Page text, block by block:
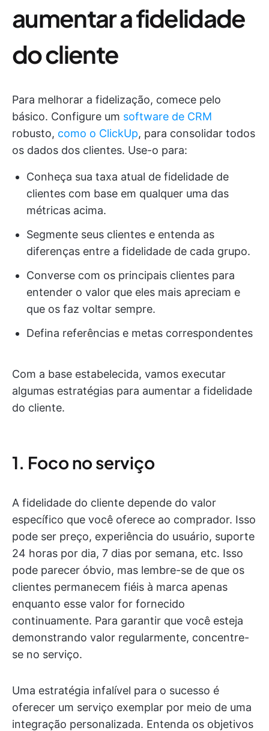
aumentar a fidelidade
do cliente
Para melhorar a fidelização, comece pelo
básico. Configure um software de CRM
robusto, como o ClickUp, para consolidar todos
os dados dos clientes. Use-o para:
Conheça sua taxa atual de fidelidade de
clientes com base em qualquer uma das
métricas acima.
Segmente seus clientes e entenda as
diferenças entre a fidelidade de cada grupo.
Converse com os principais clientes para
entender o valor que eles mais apreciam e
que os faz voltar sempre.
Defina referências e metas correspondentes
Com a base estabelecida, vamos executar
algumas estratégias para aumentar a fidelidade
do cliente.
1. Foco no serviço
A fidelidade do cliente depende do valor
específico que você oferece ao comprador. Isso
pode ser preço, experiência do usuário, suporte
24 horas por dia, 7 dias por semana, etc. Isso
pode parecer óbvio, mas lembre-se de que os
clientes permanecem fiéis à marca apenas
enquanto esse valor for fornecido
continuamente. Para garantir que você esteja
demonstrando valor regularmente, concentre-
se no serviço.
Uma estratégia infalível para o sucesso é
oferecer um serviço exemplar por meio de uma
integração personalizada. Entenda os objetivos